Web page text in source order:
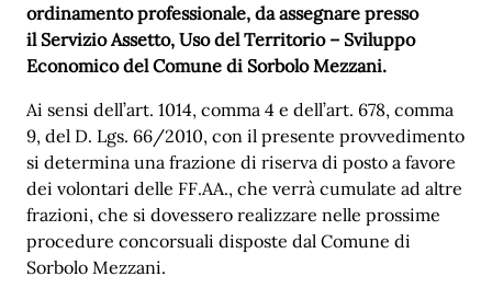
ordinamento professionale, da assegnare presso
il Servizio Assetto, Uso del Territorio – Sviluppo
Economico del Comune di Sorbolo Mezzani.
Ai sensi dell’art. 1014, comma 4 e dell’art. 678, comma
9, del D. Lgs. 66/2010, con il presente provvedimento
si determina una frazione di riserva di posto a favore
dei volontari delle FF.AA., che verrà cumulate ad altre
frazioni, che si dovessero realizzare nelle prossime
procedure concorsuali disposte dal Comune di
Sorbolo Mezzani.